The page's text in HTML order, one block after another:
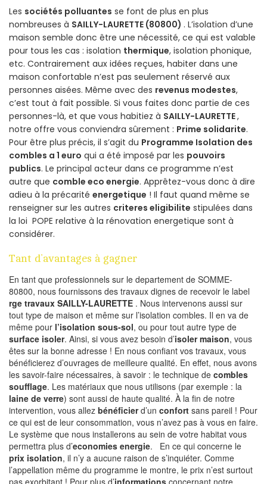
Les sociétés polluantes se font de plus en plus
nombreuses à SAILLY-LAURETTE (80800) . L’isolation d’une
maison semble donc être une nécessité, ce qui est valable
pour tous les cas : isolation thermique, isolation phonique,
etc. Contrairement aux idées reçues, habiter dans une
maison confortable n’est pas seulement réservé aux
personnes aisées. Même avec des revenus modestes,
c’est tout à fait possible. Si vous faites donc partie de ces
personnes-là, et que vous habitiez à SAILLY-LAURETTE,
notre offre vous conviendra sûrement : Prime solidarite.
Pour être plus précis, il s’agit du Programme Isolation des
combles a 1 euro qui a été imposé par les pouvoirs
publics. Le principal acteur dans ce programme n’est
autre que comble eco energie. Apprêtez-vous donc à dire
adieu à la précarité energetique ! Il faut quand même se
renseigner sur les autres criteres eligibilite stipulées dans
la loi POPE relative à la rénovation energetique sont à
considérer.
Tant d’avantages à gagner
En tant que professionnels sur le departement de SOMME-
80800, nous fournissons des travaux dignes de recevoir le label
rge travaux SAILLY-LAURETTE . Nous intervenons aussi sur
tout type de maison et même sur l’isolation combles. Il en va de
même pour l’isolation sous-sol, ou pour tout autre type de
surface isoler. Ainsi, si vous avez besoin d’isoler maison, vous
êtes sur la bonne adresse ! En nous confiant vos travaux, vous
bénéficierez d’ouvrages de meilleure qualité. En effet, nous avons
les savoir-faire nécessaires, à savoir : le technique de combles
soufflage. Les matériaux que nous utilisons (par exemple : la
laine de verre) sont aussi de haute qualité. À la fin de notre
intervention, vous allez bénéficierd’un confort sans pareil ! Pour
ce qui est de leur consommation, vous n’avez pas à vous en faire.
Le système que nous installerons au sein de votre habitat vous
permettra plus d’economies energie. En ce qui concerne le
prix isolation, il n’y a aucune raison de s’inquiéter. Comme
l’appellation même du programme le montre, le prix n’est surtout